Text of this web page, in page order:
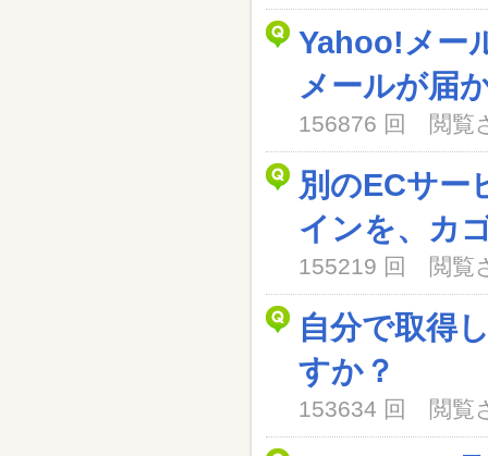
Yahoo!メー
メールが届
156876 回 閲覧
別のECサー
インを、カ
155219 回 閲覧
自分で取得
すか？
153634 回 閲覧